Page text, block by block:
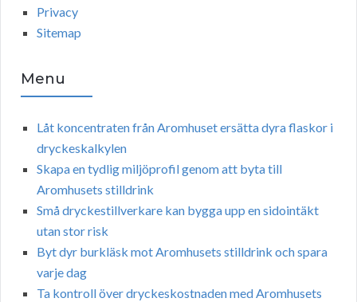
Privacy
Sitemap
Menu
Låt koncentraten från Aromhuset ersätta dyra flaskor i
dryckeskalkylen
Skapa en tydlig miljöprofil genom att byta till
Aromhusets stilldrink
Små dryckestillverkare kan bygga upp en sidointäkt
utan stor risk
Byt dyr burkläsk mot Aromhusets stilldrink och spara
varje dag
Ta kontroll över dryckeskostnaden med Aromhusets